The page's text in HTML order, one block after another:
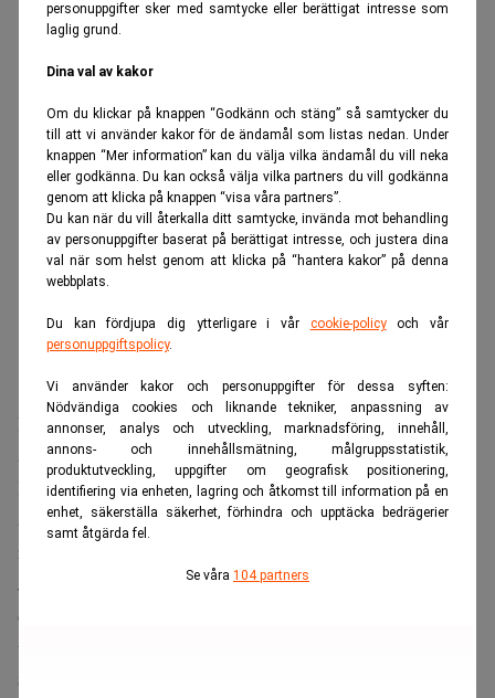
personuppgifter sker med samtycke eller berättigat intresse som
laglig grund.
Dina val av kakor
Om du klickar på knappen “Godkänn och stäng” så samtycker du
till att vi använder kakor för de ändamål som listas nedan. Under
knappen “Mer information” kan du välja vilka ändamål du vill neka
eller godkänna. Du kan också välja vilka partners du vill godkänna
genom att klicka på knappen “visa våra partners”.
Du kan när du vill återkalla ditt samtycke, invända mot behandling
av personuppgifter baserat på berättigat intresse, och justera dina
val när som helst genom att klicka på “hantera kakor” på denna
webbplats.
Du kan fördjupa dig ytterligare i vår cookie-policyoch vår
personuppgiftspolicy.
Vi använder kakor och personuppgifter för dessa syften:
Nödvändiga cookies och liknande tekniker, anpassning av
annonser, analys och utveckling, marknadsföring, innehåll,
annons- och innehållsmätning, målgruppsstatistik,
produktutveckling, uppgifter om geografisk positionering,
identifiering via enheten, lagring och åtkomst till information på en
enhet, säkerställa säkerhet, förhindra och upptäcka bedrägerier
samt åtgärda fel.
Se våra 104 partners
ANNONS
De amerikanska storbankerna väntas redovisa ett starkt
andra kvartal när rapportsäsongen inleds på tisdagen.
Höga intäkter från investment banking och en
återhämtning inom företagsutlåning väntas bidra till
resultatlyftet.
JPMorgan Chase, Bank of America, Citigroup, Wells Fargo
och Goldman Sachs presenterar sina kvartalsrapporter på
tisdagen, medan Morgan Stanley följer dagen därpå.
Svängningar kan ge vinst